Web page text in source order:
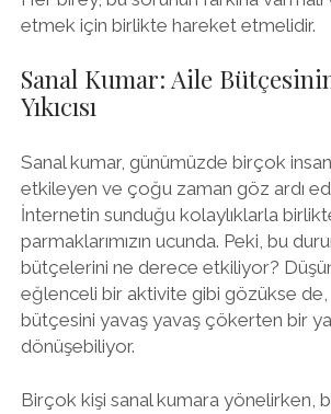
etmek için birlikte hareket etmelidir.
Sanal Kumar: Aile
Yıkıcısı
Sanal kumar, günümüzde birçok
etkileyen ve çoğu zaman göz ardı
İnternetin sunduğu kolaylıklarla
parmaklarımızın ucunda. Peki, bu
bütçelerini ne derece etkiliyor?
eğlenceli bir aktivite gibi gözükse de,
bütçesini yavaş yavaş çökerten bir
dönüşebiliyor.
Birçok kişi sanal kumara yönelirken,